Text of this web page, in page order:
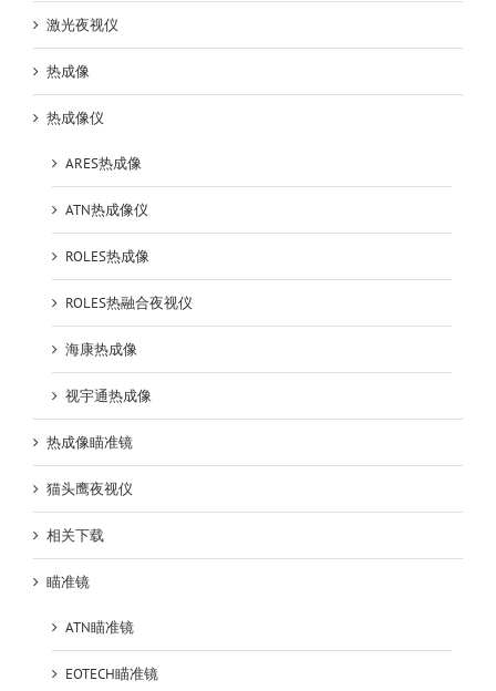
激光夜视仪
热成像
热成像仪
ARES热成像
ATN热成像仪
ROLES热成像
ROLES热融合夜视仪
海康热成像
视宇通热成像
热成像瞄准镜
猫头鹰夜视仪
相关下载
瞄准镜
ATN瞄准镜
EOTECH瞄准镜